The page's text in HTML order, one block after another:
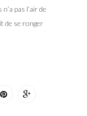
pas l’air de
de se ronger